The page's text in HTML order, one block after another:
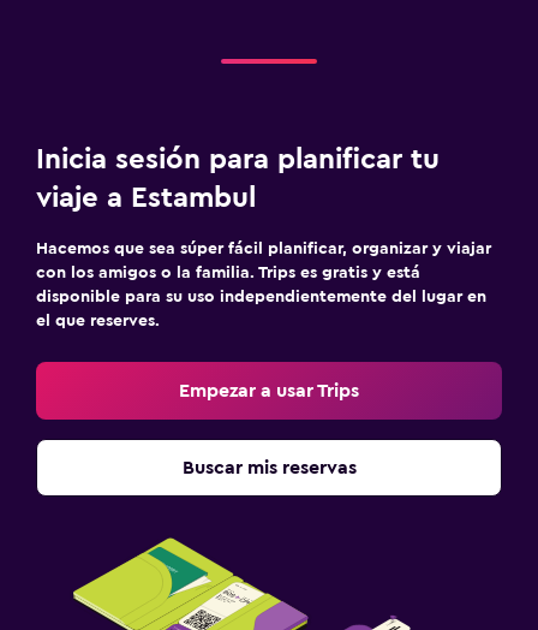
Estacionamiento gratuito
Estacionamiento privado
Servicio de traslado (cargo adicional)
Carga de vehículos eléctricos
Valet parking
Cámaras CCTV en zonas comunes
Seguridad las 24 horas
Botiquín de primeros auxilios
Caja fuerte
Inicia sesión para planificar tu
viaje a Estambul
Hacemos que sea súper fácil planificar, organizar y viajar
con los amigos o la familia. Trips es gratis y está
disponible para su uso independientemente del lugar en
el que reserves.
Empezar a usar Trips
Buscar mis reservas